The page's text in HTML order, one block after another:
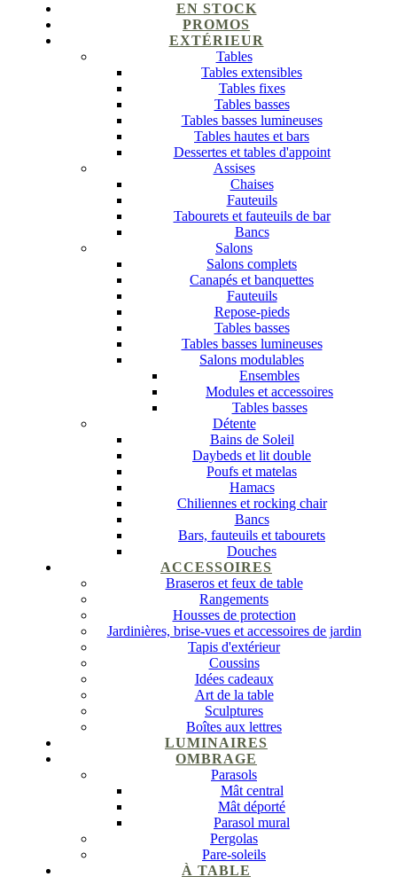
EN STOCK
PROMOS
EXTÉRIEUR
Tables
Tables extensibles
Tables fixes
Tables basses
Tables basses lumineuses
Tables hautes et bars
Dessertes et tables d'appoint
Assises
Chaises
Fauteuils
Tabourets et fauteuils de bar
Bancs
Salons
Salons complets
Canapés et banquettes
Fauteuils
Repose-pieds
Tables basses
Tables basses lumineuses
Salons modulables
Ensembles
Modules et accessoires
Tables basses
Détente
Bains de Soleil
Daybeds et lit double
Poufs et matelas
Hamacs
Chiliennes et rocking chair
Bancs
Bars, fauteuils et tabourets
Douches
ACCESSOIRES
Braseros et feux de table
Rangements
Housses de protection
Jardinières, brise-vues et accessoires de jardin
Tapis d'extérieur
Coussins
Idées cadeaux
Art de la table
Sculptures
Boîtes aux lettres
LUMINAIRES
OMBRAGE
Parasols
Mât central
Mât déporté
Parasol mural
Pergolas
Pare-soleils
À TABLE